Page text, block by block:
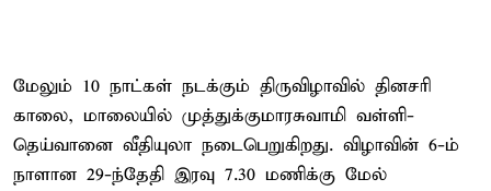
மேலும் 10 நாட்கள் நடக்கும் திருவிழாவில் தினசரி
காலை, மாலையில் முத்துக்குமாரசுவாமி வள்ளி-
தெய்வானை வீதியுலா நடைபெறுகிறது. விழாவின் 6-ம்
நாளான 29-ந்தேதி இரவு 7.30 மணிக்கு மேல்